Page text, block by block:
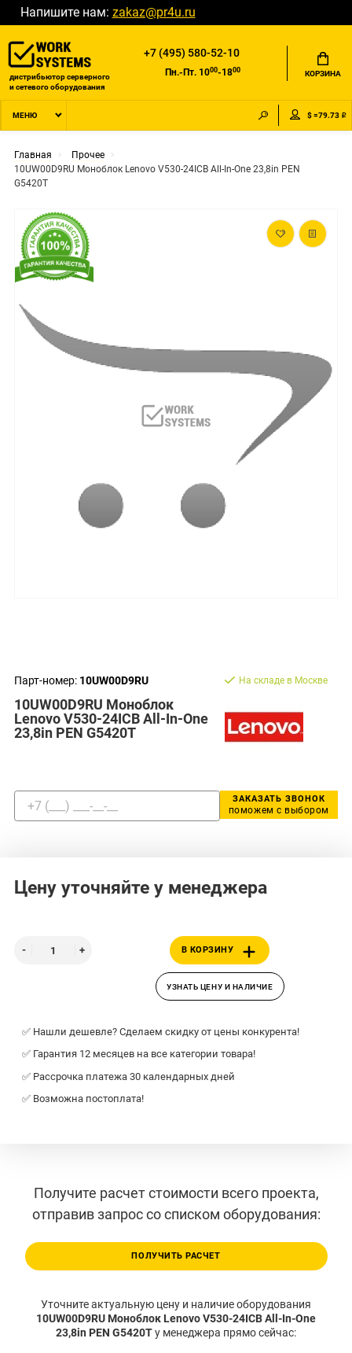
Напишите нам: zakaz@pr4u.ru
дистрибьютор серверного
и сетевого оборудования
+7 (495) 580-52-10
Пн.-Пт. 1000-1800 КОРЗИНА
МЕНЮ $ =79.73 ₽
Главная
Прочее
10UW00D9RU Моноблок Lenovo V530-24ICB All-In-One 23,8in PEN
G5420T
Парт-номер: 10UW00D9RU
10UW00D9RU Моноблок
Lenovo V530-24ICB All-In-One
23,8in PEN G5420T
На складе в Москве
ЗАКАЗАТЬ ЗВОНОК
поможем с выбором
Цену уточняйте у менеджера
В КОРЗИНУ
УЗНАТЬ ЦЕНУ И НАЛИЧИЕ
✅ Нашли дешевле? Сделаем скидку от цены конкурента!
✅ Гарантия 12 месяцев на все категории товара!
✅ Рассрочка платежа 30 календарных дней
✅ Возможна постоплата!
Получите расчет стоимости всего проекта,
отправив запрос со списком оборудования:
ПОЛУЧИТЬ РАСЧЕТ
Уточните актуальную цену и наличие оборудования
10UW00D9RU Моноблок Lenovo V530-24ICB All-In-One
23,8in PEN G5420Tу менеджера прямо сейчас: